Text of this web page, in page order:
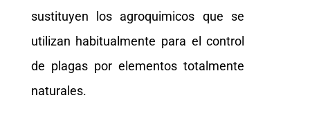
sustituyen los agroquimicos que se
utilizan habitualmente para el control
de plagas por elementos totalmente
naturales.